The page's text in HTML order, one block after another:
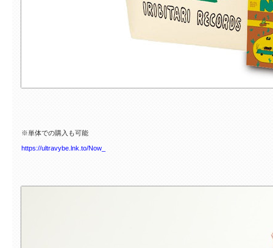
※単体での購入も可能
https://ultravybe.lnk.to/Now_